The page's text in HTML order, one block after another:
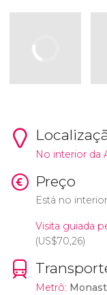
No interior da
Preço
Está no
Visita guiada
(US$70,26)
Metrô: